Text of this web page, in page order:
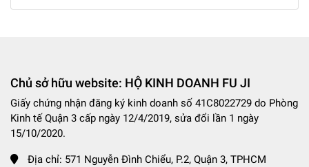
Chủ sở hữu website: HỘ KINH DOANH FU JI
Giấy chứng nhận đăng ký kinh doanh số 41C8022729 do Phòng
Kinh tế Quận 3 cấp ngày 12/4/2019, sửa đổi lần 1 ngày
15/10/2020.
Địa chỉ: 571 Nguyễn Đình Chiểu, P.2, Quận 3, TPHCM